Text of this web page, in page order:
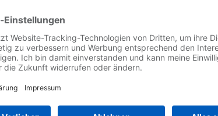
Lösung sind, bietet unser ANTAIOS einen